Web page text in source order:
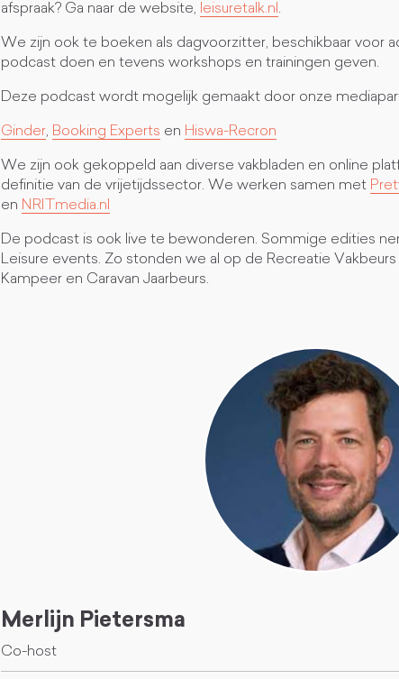
afspraak? Ga naar de website, leisuretalk.nl .
We zijn ook te boeken als dagvoorzitter, beschikbaar voor
podcast doen en tevens workshops en trainingen geven.
Deze podcast wordt mogelijk gemaakt door onze
Ginder, Booking Experts en Hiswa-Recron
We zijn ook gekoppeld aan diverse vakbladen en online
definitie van de vrijetijdssector. We werken samen met
en NRITmedia.nl
De podcast is ook live te bewonderen. Sommige edities
Leisure events. Zo stonden we al op de Recreatie
Kampeer en Caravan Jaarbeurs.
Merlijn Pietersma
Co-host